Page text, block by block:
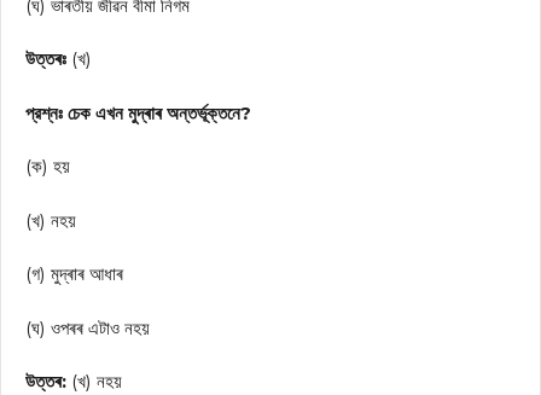
(ঘ) ভাৰতীয় জীৱন বীমা নিগম
উত্তৰঃ (খ)
প্রশ্নঃ চেক এখন মুদ্ৰাৰ অন্তৰ্ভূক্তনে?
(ক) হয়
(খ) নহয়
(গ) মুদ্ৰাৰ আধাৰ
(ঘ) ওপৰৰ এটাও নহয়
উত্তৰ: (খ) নহয়